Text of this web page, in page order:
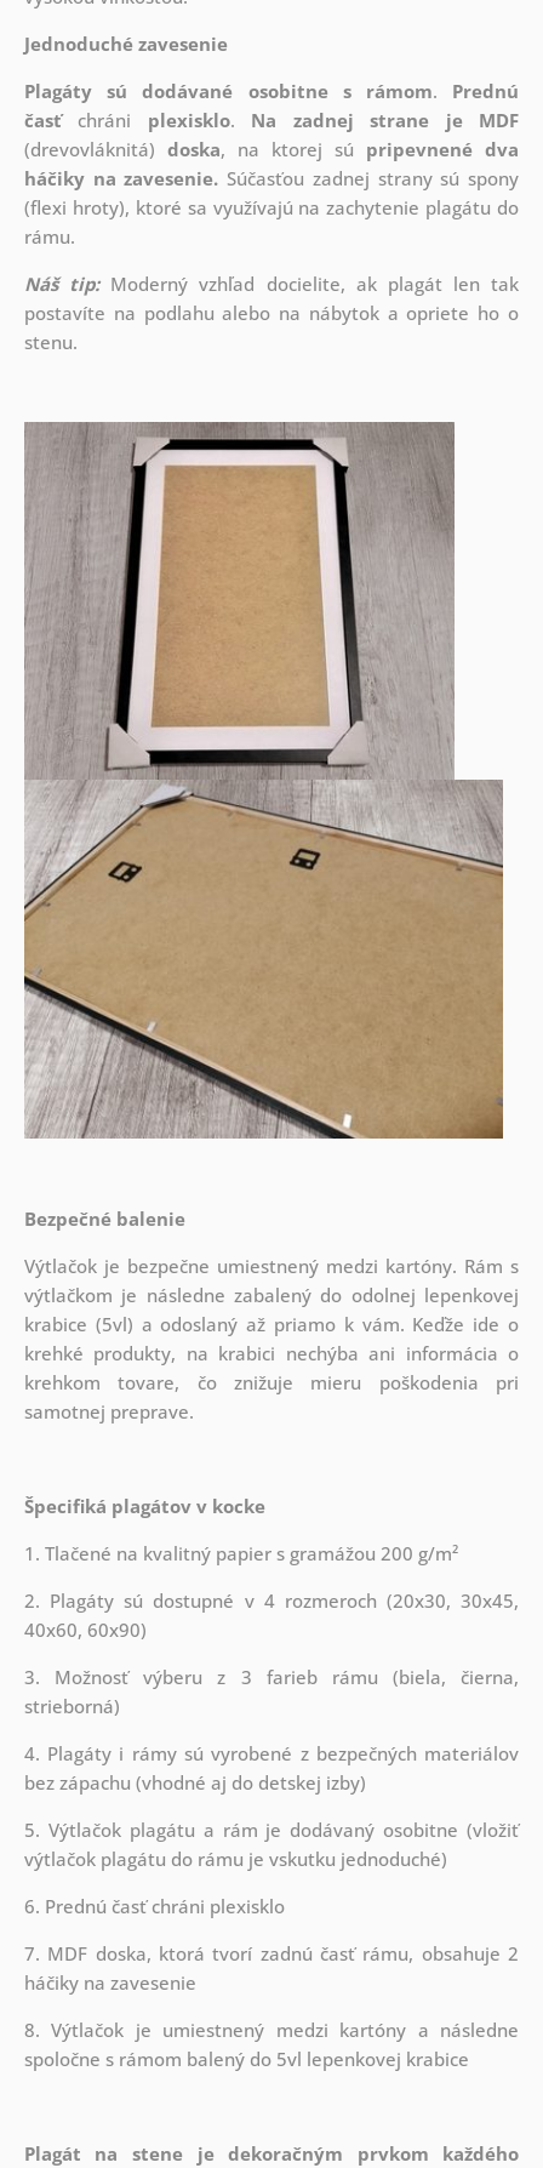
Jednoduché zavesenie
Plagáty sú dodávané osobitne s rámom. Prednú
časťchráni plexisklo. Na zadnej strane je
MDF
(drevovláknitá) doska, na ktorej sú pripevnené dva
háčiky na zavesenie.Súčasťou zadnej strany sú spony
(flexi hroty), ktoré sa využívajú na zachytenie plagátu do
rámu.
Náš tip: Moderný vzhľad docielite, ak plagát len tak
postavíte na podlahu alebo na nábytok a opriete ho o
stenu.
Bezpečné balenie
Výtlačok je bezpečne umiestnený medzi kartóny. Rám s
výtlačkom je následne zabalený do odolnej lepenkovej
krabice (5vl) a odoslaný až priamo k vám. Keďže ide o
krehké produkty, na krabici nechýba ani informácia o
krehkom tovare, čo znižuje mieru poškodenia pri
samotnej preprave.
Špecifiká plagátov v kocke
1. Tlačené na kvalitný papier s gramážou 200 g/m²
2. Plagáty sú dostupné v 4 rozmeroch (20x30, 30x45,
40x60, 60x90)
3. Možnosť výberu z 3 farieb rámu (biela, čierna,
strieborná)
4. Plagáty i rámy sú vyrobené z bezpečných materiálov
bez zápachu (vhodné aj do detskej izby)
5. Výtlačok plagátu a rám je dodávaný osobitne (vložiť
výtlačok plagátu do rámu je vskutku jednoduché)
6. Prednú časť chráni plexisklo
7. MDF doska, ktorá tvorí zadnú časť rámu, obsahuje 2
háčiky na zavesenie
8. Výtlačok je umiestnený medzi kartóny a následne
spoločne s rámom balený do 5vl lepenkovej krabice
Plagát na stene je dekoračným prvkom každého